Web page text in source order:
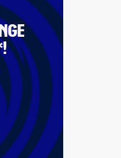
όχημα
3 νέα